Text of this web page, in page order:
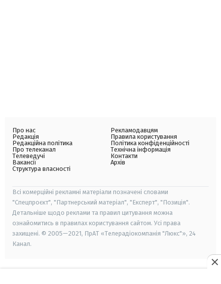
Про нас
Редакція
Редакційна політика
Про телеканал
Телеведучі
Вакансії
Структура власності
Рекламодавцям
Правила користування
Політика конфіденційності
Технічна інформація
Контакти
Архів
Всі комерційні рекламні матеріали позначені словами
"Спецпроєкт", "Партнерський матеріал", "Експерт", "Позиція".
Детальніше щодо реклами та правил цитування можна
ознайомитись в правилах користування сайтом. Усі права
захищені. © 2005—2021, ПрАТ «Телерадіокомпанія "Люкс"», 24
Канал.